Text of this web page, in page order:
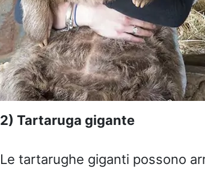
2) Tartaruga gigante
Le tartarughe giganti possono